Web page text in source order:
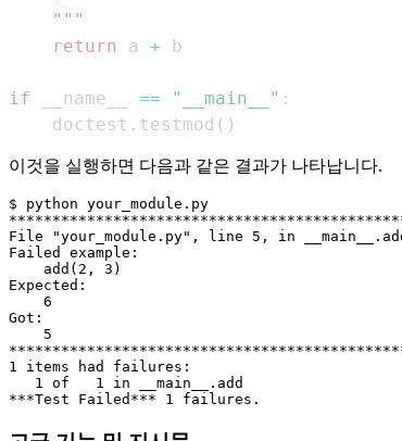
    """
return
a +
if __name__ == "__main__" :
    doctest
. testmod ( )
이것을 실행하면 다음과 같은 결과가 나타납니다.
$ python your_module.py
File "your_module.py", line 5, in
Failed example:
    add(2, 3)
Expected:
    6
Got:
    5
1 items had failures:
   1 of   1 in __main__.add